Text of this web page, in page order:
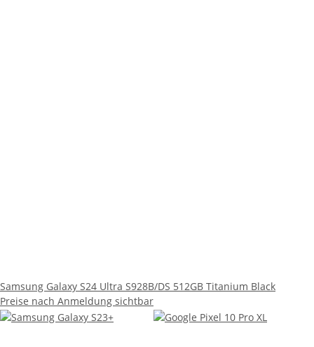
Samsung Galaxy S24 Ultra S928B/DS 512GB Titanium Black
Preise nach Anmeldung sichtbar